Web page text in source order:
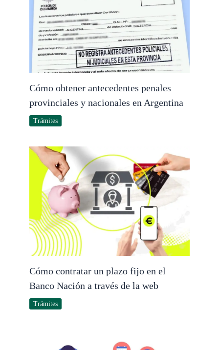
Cómo obtener antecedentes penales
provinciales y nacionales en Argentina
Trámites
Cómo contratar un plazo fijo en el
Banco Nación a través de la web
Trámites